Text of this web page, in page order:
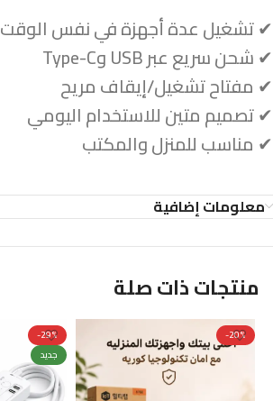
✔ تشغيل عدة أجهزة في نفس الوقت
✔ شحن سريع عبر USB وType-C
✔ مفتاح تشغيل/إيقاف مريح
✔ تصميم متين للاستخدام اليومي
✔ مناسب للمنزل والمكتب
معلومات إضافية
منتجات ذات صلة
-20%
-29%
جديد